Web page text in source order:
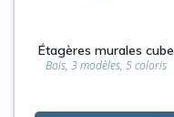
Étagères murales cube
Bois, 3 modèles, 5 coloris